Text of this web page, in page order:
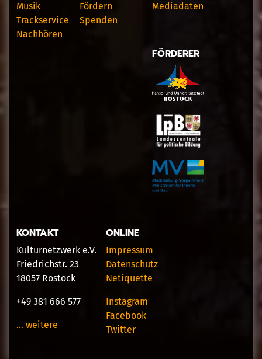
Musik
Trackservice
Nachhören
Fördern
Spenden
Mediadaten
FÖRDERER
KONTAKT
Kulturnetzwerk e.V.
Friedrichstr. 23
18057 Rostock
+49 381 666 577
… weitere
ONLINE
Impressum
Datenschutz
Netiquette
Instagram
Facebook
Twitter